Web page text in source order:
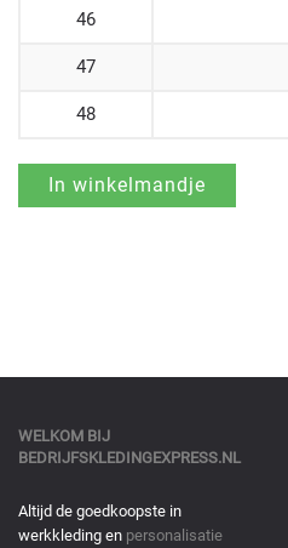
46
47
48
WELKOM BIJ
BEDRIJFSKLEDINGEXPRESS.NL
Altijd de goedkoopste in
werkkleding en personalisatie